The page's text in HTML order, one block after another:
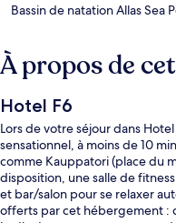
Bassin de natation Allas Sea
À propos de
Hotel F6
Lors de votre séjour dans
sensationnel, à moins de 10
comme Kauppatori (place du
disposition, une salle de
et bar/salon pour se relaxer
offerts par cet hébergement :